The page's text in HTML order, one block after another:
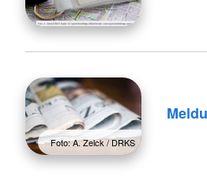
Foto: A. Zelck / DRKS